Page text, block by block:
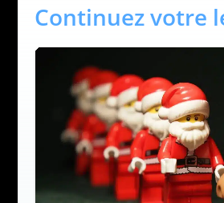
Continuez votre